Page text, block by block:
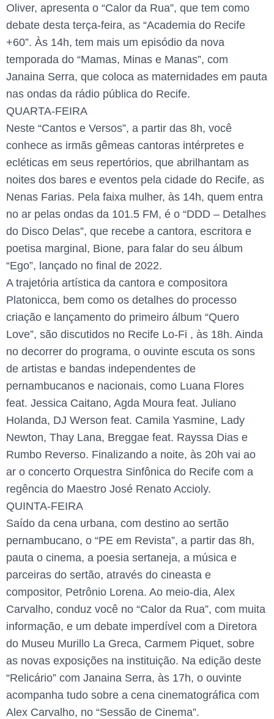
Oliver, apresenta o “Calor da Rua”, que tem como
debate desta terça-feira, as “Academia do Recife
+60”. Às 14h, tem mais um episódio da nova
temporada do “Mamas, Minas e Manas”, com
Janaina Serra, que coloca as maternidades em pauta
nas ondas da rádio pública do Recife.
QUARTA-FEIRA
Neste “Cantos e Versos”, a partir das 8h, você
conhece as irmãs gêmeas cantoras intérpretes e
ecléticas em seus repertórios, que abrilhantam as
noites dos bares e eventos pela cidade do Recife, as
Nenas Farias. Pela faixa mulher, às 14h, quem entra
no ar pelas ondas da 101.5 FM, é o “DDD – Detalhes
do Disco Delas”, que recebe a cantora, escritora e
poetisa marginal, Bione, para falar do seu álbum
“Ego”, lançado no final de 2022.
A trajetória artística da cantora e compositora
Platonicca, bem como os detalhes do processo
criação e lançamento do primeiro álbum “Quero
Love”, são discutidos no Recife Lo-Fi , às 18h. Ainda
no decorrer do programa, o ouvinte escuta os sons
de artistas e bandas independentes de
pernambucanos e nacionais, como Luana Flores
feat. Jessica Caitano, Agda Moura feat. Juliano
Holanda, DJ Werson feat. Camila Yasmine, Lady
Newton, Thay Lana, Breggae feat. Rayssa Dias e
Rumbo Reverso. Finalizando a noite, às 20h vai ao
ar o concerto Orquestra Sinfônica do Recife com a
regência do Maestro José Renato Accioly.
QUINTA-FEIRA
Saído da cena urbana, com destino ao sertão
pernambucano, o “PE em Revista”, a partir das 8h,
pauta o cinema, a poesia sertaneja, a música e
parceiras do sertão, através do cineasta e
compositor, Petrônio Lorena. Ao meio-dia, Alex
Carvalho, conduz você no “Calor da Rua”, com muita
informação, e um debate imperdível com a Diretora
do Museu Murillo La Greca, Carmem Piquet, sobre
as novas exposições na instituição. Na edição deste
“Relicário” com Janaina Serra, às 17h, o ouvinte
acompanha tudo sobre a cena cinematográfica com
Alex Carvalho, no “Sessão de Cinema”.